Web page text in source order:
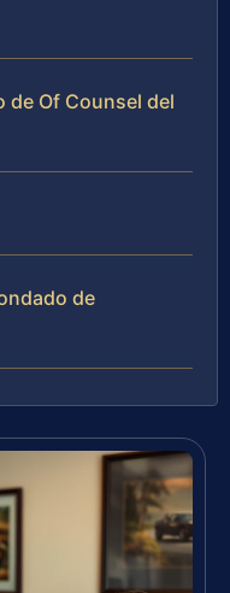
de Of Counsel del
de